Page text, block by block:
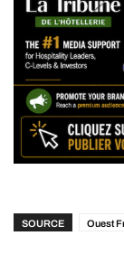
SOURCE Ouest